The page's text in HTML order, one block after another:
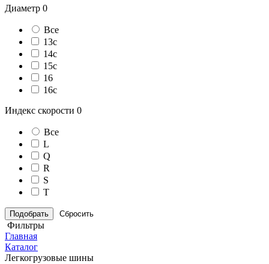
Диаметр 0
Все
13c
14с
15с
16
16c
Индекс скорости 0
Все
L
Q
R
S
T
Сбросить
Фильтры
Главная
Каталог
Легкогрузовые шины